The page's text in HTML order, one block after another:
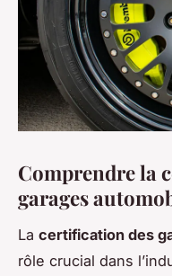
Comprendre la
garages
La certification des
rôle crucial dans